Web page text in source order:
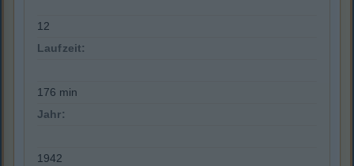
12
Laufzeit:
176 min
Jahr:
1942